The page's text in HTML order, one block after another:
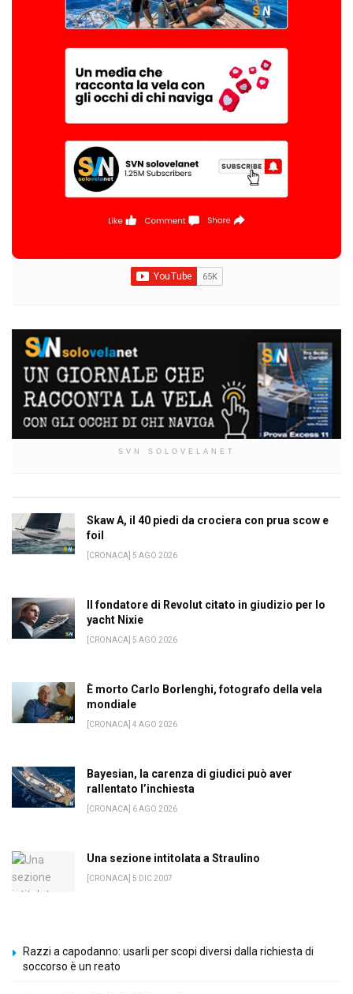
SVN SOLOVELANET
Skaw A, il 40 piedi da crociera con prua scow e
foil
[CRONACA] 5 AGO 2026
Il fondatore di Revolut citato in giudizio per lo
yacht Nixie
[CRONACA] 5 AGO 2026
È morto Carlo Borlenghi, fotografo della vela
mondiale
[CRONACA] 4 AGO 2026
Bayesian, la carenza di giudici può aver
rallentato l’inchiesta
[CRONACA] 6 AGO 2026
Una sezione intitolata a Straulino
[CRONACA] 5 DIC 2007
Razzi a capodanno: usarli per scopi diversi dalla richiesta di
soccorso è un reato